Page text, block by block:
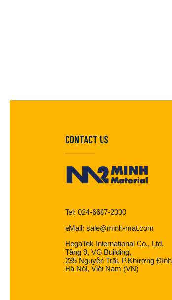
CONTACT US
Tel: 024-6687-2330
eMail: sale@minh-mat.com
HegaTek International Co., Ltd.
Tầng 9, VG Building,
235 Nguyễn Trãi, P.Khương Đình
Hà Nội, Việt Nam (VN)